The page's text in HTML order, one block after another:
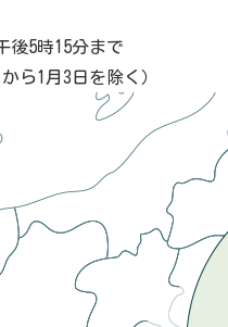
後5時15分まで
ら1月3日を除く）